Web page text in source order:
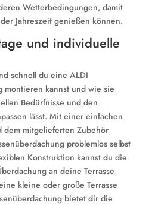
Wetterbedingungen, damit
Jahreszeit genießen können.
und individuelle
schnell du eine ALDI
montieren kannst und wie sie
Bedürfnisse und den
lässt. Mit einer einfachen
dem mitgelieferten Zubehör
problemlos selbst
Konstruktion kannst du die
an deine Terrasse
kleine oder große Terrasse
bietet dir die